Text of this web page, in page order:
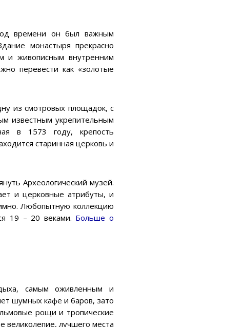
времени он был важным
монастыря прекрасно
и живописным внутренним
перевести как «золотые
из смотровых площадок, с
известным укрепительным
в 1573 году, крепость
старинная церковь и
Археологический музей.
и церковные атрибуты, и
Любопытную коллекцию
19 – 20 веками. Больше о
самым оживленным и
шумных кафе и баров, зато
рощи и тропические
великолепие, лучшего места